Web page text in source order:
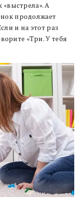
А
продолжает
и на этот раз
«Три. У тебя